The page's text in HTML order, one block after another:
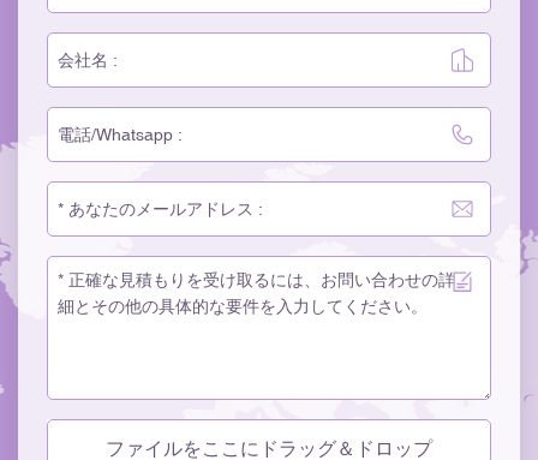
ファイルをここにドラッグ＆ドロップ